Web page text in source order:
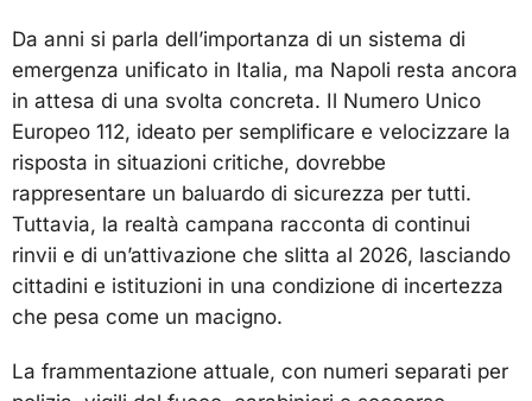
Da anni si parla dell’importanza di un sistema di
emergenza unificato in Italia, ma Napoli resta ancora
in attesa di una svolta concreta. Il Numero Unico
Europeo 112, ideato per semplificare e velocizzare la
risposta in situazioni critiche, dovrebbe
rappresentare un baluardo di sicurezza per tutti.
Tuttavia, la realtà campana racconta di continui
rinvii e di un’attivazione che slitta al 2026, lasciando
cittadini e istituzioni in una condizione di incertezza
che pesa come un macigno.
La frammentazione attuale, con numeri separati per